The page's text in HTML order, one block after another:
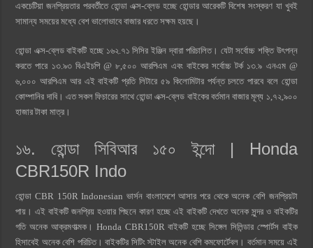
একচেটিয়া জনপ্রিয়তার পরবর্তীতে হোন্ডা এক্স-ব্লেড হচ্ছে হোন্ডার আরেকটি বিশেষ সংস্করণ যা খুবই
সামান্য সময়ের মধ্যে বেশ ভালোভাবে বাজার ধরতে সক্ষম হয়ছে।
হোন্ডা এক্স-ব্লেড বাইকটি হচ্ছে ১৬২.৭১ সিসির ইঞ্জিন দ্বারা পরিচালিত। যেটা সর্বোচ্চ শক্তি উৎপন্ন
করতে পারে ১৩.৯৩ বিএইচপি @ ৮,৫০০ আরপিএম এবং বাইকের সর্বোচ্চ টর্ক ১৩.৯ এনএম @
৬,০০০ আরপিএম আর এই বাইকটি প্রতি লিটারে ৫৯ কিলোমিটার পর্যন্ত চলতে পারবে বলে হোন্ডা
কোম্পানির দাবি। এত সকল ফিচারের সাথে হোন্ডা এক্স-ব্লেড বাইকের বর্তমান বাজার মূল্য ১,৭২,৯০০
হাজার টাকা মাত্র।
১৬. হোন্ডা সিবিআর ১৫০ ইন্দো | Honda
CBR150R Indo
হোন্ডা CBR 150R Indonesian ভার্সন বাংলাদেশে আসার পরে থেকে অনেক বেশি জনপ্রিয়টা
পায়। এই বাইকটি জনপ্রিয় হওয়ার পিছনে কারণ হচ্ছে এই বাইকটি দেখতে অনেক সুন্দর ও বাইকটির
গতি অনেক আক্রমণাত্মক। Honda CBR150R বাইকটি হচ্ছে সিঙ্গেল সিলিন্ডার স্পোর্টস বাইক
হিসাবেই অনেক বেশি পরিচিত। বাইকটির সিটিং স্টাইল অনেক বেশি কমফোর্টেবল। বর্তমান সময়ে এই